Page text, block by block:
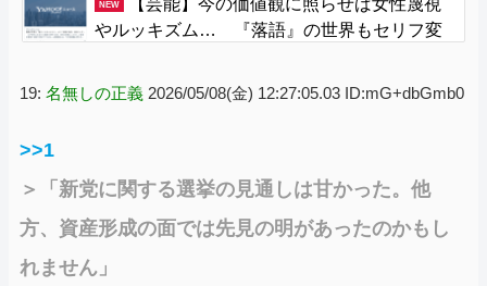
NEW
【芸能】今の価値観に照らせば女性蔑視
やルッキズム… 『落語』の世界もセリフ変
19: 名無しの正義 2026/05/08(金) 12:27:05.03 ID:mG+dbGmb0
>>1
＞「新党に関する選挙の見通しは甘かった。他
方、資産形成の面では先見の明があったのかもし
れません」